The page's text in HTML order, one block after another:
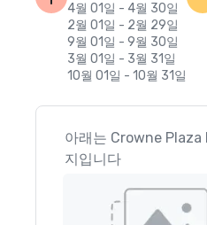
4월 01일 - 4월 30일
2월 01일 - 2월 29일
9월 01일 - 9월 30일
3월 01일 - 3월 31일
10월 01일 - 10월 31일
아래는 Crowne Plaza
지입니다